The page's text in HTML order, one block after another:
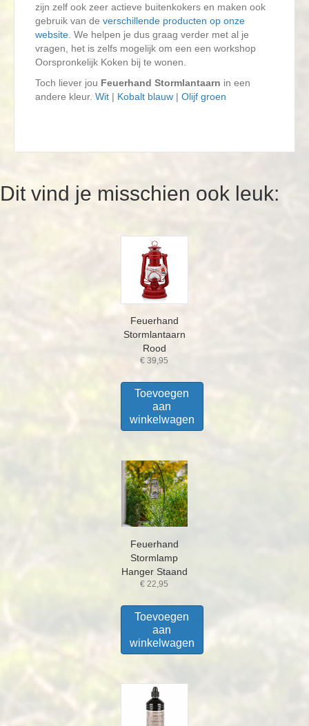
zijn zelf ook zeer actieve buitenkokers en maken ook
gebruik van de verschillende producten op onze
website. We helpen je dus graag verder met al je
vragen, het is zelfs mogelijk om een een workshop
Oorspronkelijk Koken bij te wonen.
Toch liever jou Feuerhand Stormlantaarn in een
andere kleur. Wit | Kobalt blauw | Olijf groen
Dit vind je misschien ook leuk:
Feuerhand
Stormlantaarn
Rood
€ 39,95
Toevoegen
aan
winkelwagen
Feuerhand
Stormlamp
Hanger Staand
€ 22,95
Toevoegen
aan
winkelwagen